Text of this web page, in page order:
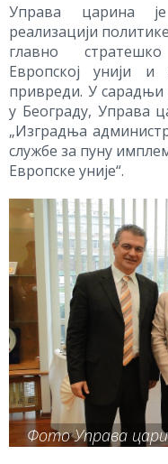
Управа царина
реализацији
главно
Европској унији
привреди. У сарадњи
у Београду, Управа
„Изградња
службе за пуну
Европске уније“.
Фото Управа